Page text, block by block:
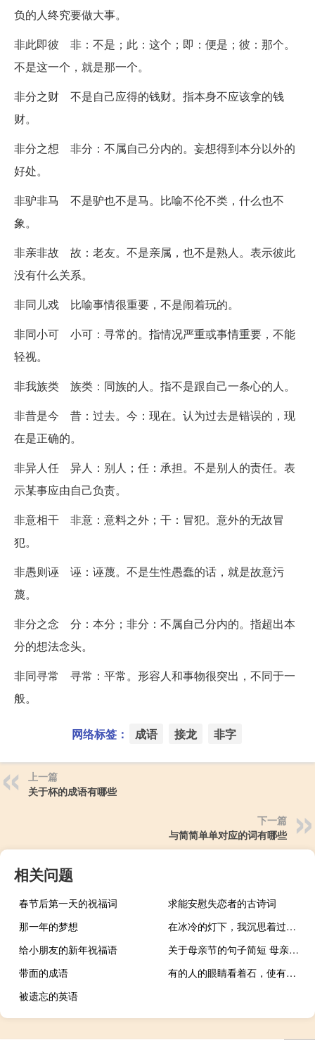
负的人终究要做大事。
非此即彼 非：不是；此：这个；即：便是；彼：那个。
不是这一个，就是那一个。
非分之财 不是自己应得的钱财。指本身不应该拿的钱
财。
非分之想 非分：不属自己分内的。妄想得到本分以外的
好处。
非驴非马 不是驴也不是马。比喻不伦不类，什么也不
象。
非亲非故 故：老友。不是亲属，也不是熟人。表示彼此
没有什么关系。
非同儿戏 比喻事情很重要，不是闹着玩的。
非同小可 小可：寻常的。指情况严重或事情重要，不能
轻视。
非我族类 族类：同族的人。指不是跟自己一条心的人。
非昔是今 昔：过去。今：现在。认为过去是错误的，现
在是正确的。
非异人任 异人：别人；任：承担。不是别人的责任。表
示某事应由自己负责。
非意相干 非意：意料之外；干：冒犯。意外的无故冒
犯。
非愚则诬 诬：诬蔑。不是生性愚蠢的话，就是故意污
蔑。
非分之念 分：本分；非分：不属自己分内的。指超出本
分的想法念头。
非同寻常 寻常：平常。形容人和事物很突出，不同于一
般。
网络标签： 成语 接龙 非字
上一篇
关于杯的成语有哪些
下一篇
与简简单单对应的词有哪些
相关问题
春节后第一天的祝福词
求能安慰失恋者的古诗词
那一年的梦想
在冰冷的灯下，我沉思着过去，我被一只迷路的野雁吵醒了
给小朋友的新年祝福语
关于母亲节的句子简短 母亲节的祝福语（要简短）
带面的成语
有的人的眼睛看着石，使有的人的生命力，直吹干雁疾驰，一家人撞车而死啊！
被遗忘的英语